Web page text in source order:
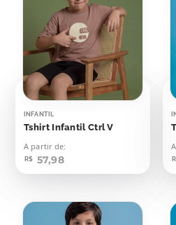
INFANTIL
Tshirt Infantil Ctrl V
A partir de:
R$ 57,98